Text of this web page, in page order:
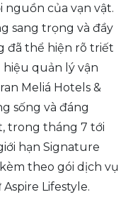
nguồn của vạn vật.
sang trọng và đầy
đã thể hiện rõ triết
hiệu quản lý vận
Meliá Hotels &
sống và đáng
trong tháng 7 tới
hạn Signature
theo gói dịch vụ
Lifestyle.